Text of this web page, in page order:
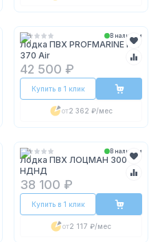
В наличии
Лодка ПВХ PROFMARINE PM
370 Air
42 500 ₽
Купить в 1 клик
от2 362 ₽/мес
В наличии
Лодка ПВХ ЛОЦМАН 300
НДНД
38 100 ₽
Купить в 1 клик
от2 117 ₽/мес